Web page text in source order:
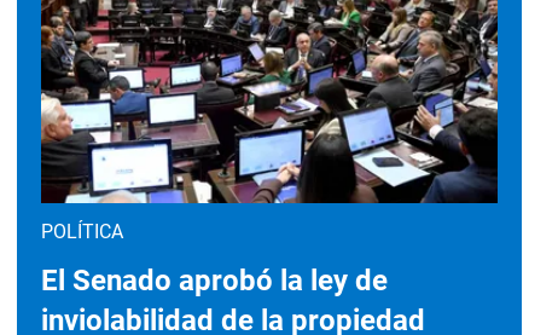
POLÍTICA
El Senado aprobó la ley de
inviolabilidad de la propiedad